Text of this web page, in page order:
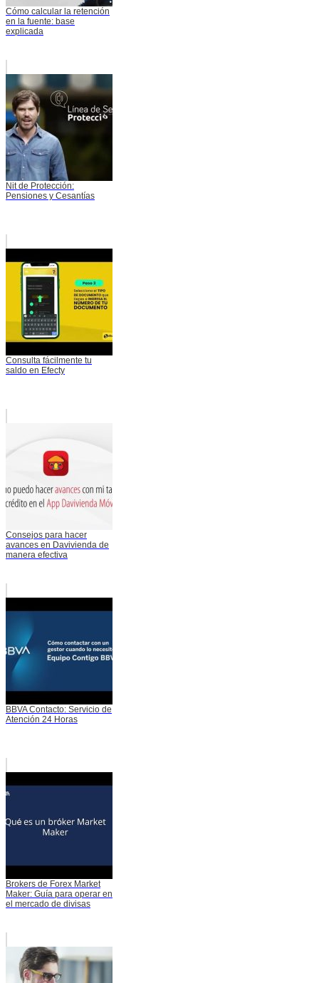
Cómo calcular la retención
en la fuente: base
explicada
Nit de Protección:
Pensiones y Cesantías
Consulta fácilmente tu
saldo en Efecty
Consejos para hacer
avances en Davivienda de
manera efectiva
BBVA Contacto: Servicio de
Atención 24 Horas
Brokers de Forex Market
Maker: Guía para operar en
el mercado de divisas